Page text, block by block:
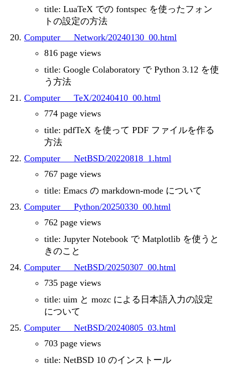
title: LuaTeX での fontspec を使ったフォン
トの設定の方法
Computer___Network/20240130_00.html
816 page views
title: Google Colaboratory で Python 3.12 を使
う方法
Computer___TeX/20240410_00.html
774 page views
title: pdfTeX を使って PDF ファイルを作る
方法
Computer___NetBSD/20220818_1.html
767 page views
title: Emacs の markdown-mode について
Computer___Python/20250330_00.html
762 page views
title: Jupyter Notebook で Matplotlib を使うと
きのこと
Computer___NetBSD/20250307_00.html
735 page views
title: uim と mozc による日本語入力の設定
について
Computer___NetBSD/20240805_03.html
703 page views
title: NetBSD 10 のインストール